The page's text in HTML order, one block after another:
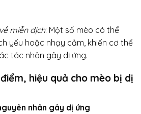
miễn dịch: Một số mèo có thể
yếu hoặc nhạy cảm, khiến cơ thể
tác nhân gây dị ứng.
hiệu quả cho mèo bị dị
nhân gây dị ứng